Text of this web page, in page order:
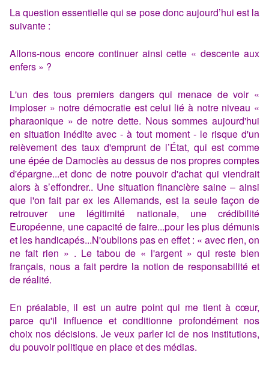
La question essentielle qui se pose donc aujourd’hui est la
suivante :
Allons-nous encore continuer ainsi cette « descente aux
enfers » ?
L'un des tous premiers dangers qui menace de voir «
imploser » notre démocratie est celui lié à notre niveau «
pharaonique » de notre dette. Nous sommes aujourd'hui
en situation inédite avec - à tout moment - le risque d'un
relèvement des taux d'emprunt de l’État, qui est comme
une épée de Damoclès au dessus de nos propres comptes
d'épargne...et donc de notre pouvoir d'achat qui viendrait
alors à s’effondrer.. Une situation financière saine – ainsi
que l'on fait par ex les Allemands, est la seule façon de
retrouver une légitimité nationale, une crédibilité
Européenne, une capacité de faire...pour les plus démunis
et les handicapés...N'oublions pas en effet : « avec rien, on
ne fait rien » . Le tabou de « l'argent » qui reste bien
français, nous a fait perdre la notion de responsabilité et
de réalité.
En préalable, il est un autre point qui me tient à cœur,
parce qu'il influence et conditionne profondément nos
choix nos décisions. Je veux parler ici de nos institutions,
du pouvoir politique en place et des médias.